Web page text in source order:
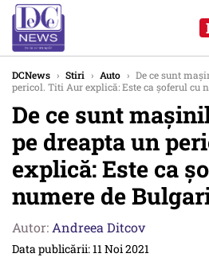
DCNews › Stiri › Auto › De ce sunt
pericol. Titi Aur explică: Este ca șoferul cu
De ce sunt
pe dreapta un
explică: Este ca
numere de
Autor: Andreea Ditcov
Data publicării: 11 Noi 2021